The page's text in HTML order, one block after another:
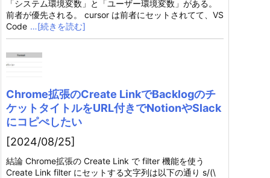
「システム環境変数」と「ユーザー環境変数」がある。
前者が優先される。 cursor は前者にセットされてて、VS
Code …[続きを読む]
Chrome拡張のCreate LinkでBacklogのチ
ケットタイトルをURL付きでNotionやSlack
にコピぺしたい
[2024/08/25]
結論 Chrome拡張の Create Link で filter 機能を使う
Create Link filter にセットする文字列は以下の通り s/(\